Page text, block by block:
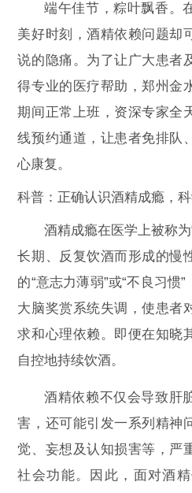
端午佳节，粽叶飘香。
美好时刻，酒精依赖问题却
说的隐痛。为了让广大患者
得专业的医疗帮助，郑州金
期间正常上班，资深专家全
线预约通道，让患者免排队
心康复。
科普：正确认识酒精成瘾，
酒精成瘾在医学上被称
长期、反复饮酒而形成的慢
的“意志力薄弱”或“不良习惯
大脑奖赏系统失调，使患者
求和心理依赖。即便在知晓
自控地持续饮酒。
酒精依赖不仅会导致肝
害，还可能引发一系列精神
觉、妄想及认知损害等，严
社会功能。因此，面对酒